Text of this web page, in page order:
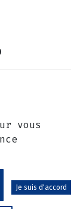
vous
Je suis d'accord